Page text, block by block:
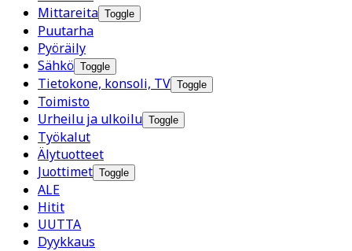
Mittareita Toggle
Puutarha
Pyöräily
Sähkö Toggle
Tietokone, konsoli, TV Toggle
Toimisto
Urheilu ja ulkoilu Toggle
Työkalut
Älytuotteet
Juottimet Toggle
ALE
Hitit
UUTTA
Dyykkaus